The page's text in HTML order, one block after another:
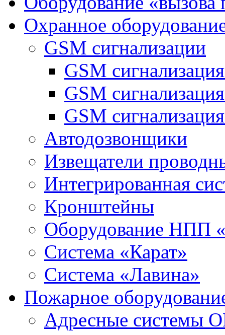
Охранное
GSM сигнализации
GSM
GSM
GSM
Автодозвонщики
Извещатели
Интегрированная
Кронштейны
Оборудование НПП
Система «Карат»
Система «Лавина»
Пожарное
Адресные системы